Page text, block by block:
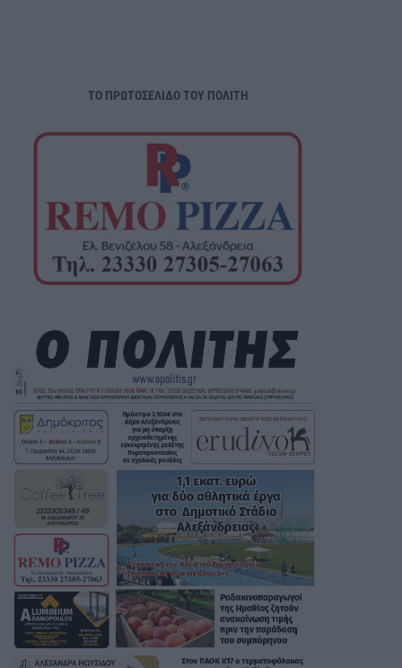
ΤΟ ΠΡΩΤΟΣΕΛΙΔΟ ΤΟΥ ΠΟΛΙΤΗ